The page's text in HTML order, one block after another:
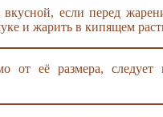
если перед
и жарить в кипящем
от её размера, следует